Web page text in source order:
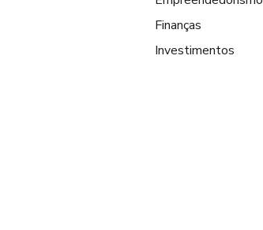
Finanças
Investimentos